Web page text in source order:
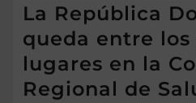
La República
queda entre
lugares en la
Regional de